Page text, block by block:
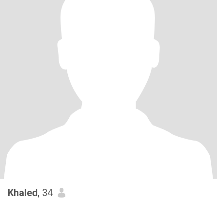
Khaled, 34